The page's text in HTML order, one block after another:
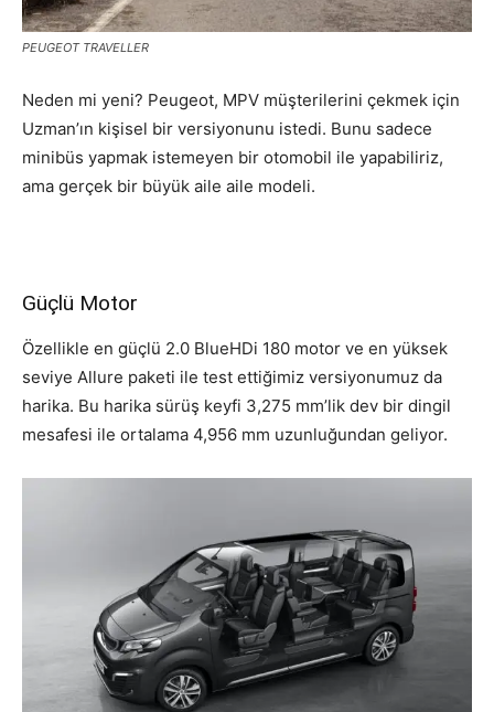
PEUGEOT TRAVELLER
Neden mi yeni? Peugeot, MPV müşterilerini çekmek için
Uzman’ın kişisel bir versiyonunu istedi. Bunu sadece
minibüs yapmak istemeyen bir otomobil ile yapabiliriz,
ama gerçek bir büyük aile aile modeli.
Güçlü Motor
Özellikle en güçlü 2.0 BlueHDi 180 motor ve en yüksek
seviye Allure paketi ile test ettiğimiz versiyonumuz da
harika. Bu harika sürüş keyfi 3,275 mm’lik dev bir dingil
mesafesi ile ortalama 4,956 mm uzunluğundan geliyor.